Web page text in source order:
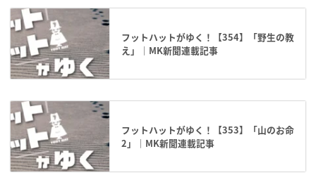
フットハットがゆく！【354】「野生の教
え」｜MK新聞連載記事
フットハットがゆく！【353】「山のお命
2」｜MK新聞連載記事